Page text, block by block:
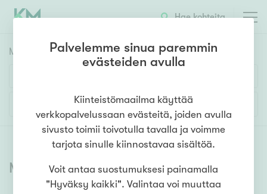
Hae kohteita
Myyntikohteet
1h 2h 3h 4h 5h+
Asuntotyyppi
Kerros-/luhtitalo
Lisää hakuehtoja
Myytävät asunnot (6395)
Palvelemme sinua paremmin
evästeiden avulla
Kiinteistömaailma käyttää
verkkopalvelussaan evästeitä, joiden avulla
sivusto toimii toivotulla tavalla ja voimme
tarjota sinulle kiinnostavaa sisältöä.
Voit antaa suostumuksesi painamalla
"Hyväksy kaikki". Valintaa voi muuttaa